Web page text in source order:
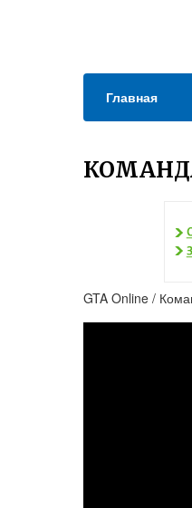
Главная
GTA Online /